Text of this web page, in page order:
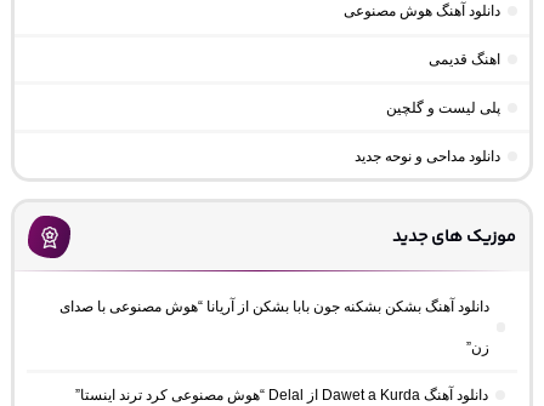
دانلود آهنگ هوش مصنوعی
اهنگ قدیمی
پلی لیست و گلچین
دانلود مداحی و نوحه جدید
موزیک های جدید
دانلود آهنگ بشکن بشکنه جون بابا بشکن از آریانا “هوش مصنوعی با صدای
زن”
دانلود آهنگ Dawet a Kurda از Delal “هوش مصنوعی کرد ترند اینستا”